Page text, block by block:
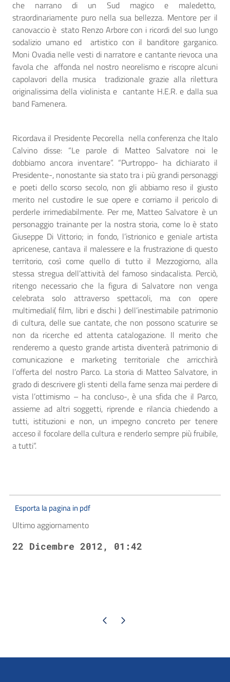
che narrano di un Sud magico e maledetto,
straordinariamente puro nella sua bellezza. Mentore per il
canovaccio è stato Renzo Arbore con i ricordi del suo lungo
sodalizio umano ed artistico con il banditore garganico.
Moni Ovadia nelle vesti di narratore e cantante rievoca una
favola che affonda nel nostro neorelismo e riscopre alcuni
capolavori della musica tradizionale grazie alla rilettura
originalissima della violinista e cantante H.E.R. e dalla sua
band Famenera.
Ricordava il Presidente Pecorella nella conferenza che Italo
Calvino disse: “Le parole di Matteo Salvatore noi le
dobbiamo ancora inventare”. “Purtroppo- ha dichiarato il
Presidente-, nonostante sia stato tra i più grandi personaggi
e poeti dello scorso secolo, non gli abbiamo reso il giusto
merito nel custodire le sue opere e corriamo il pericolo di
perderle irrimediabilmente. Per me, Matteo Salvatore è un
personaggio trainante per la nostra storia, come lo è stato
Giuseppe Di Vittorio; in fondo, l’istrionico e geniale artista
apricenese, cantava il malessere e la frustrazione di questo
territorio, così come quello di tutto il Mezzogiorno, alla
stessa stregua dell’attività del famoso sindacalista. Perciò,
ritengo necessario che la figura di Salvatore non venga
celebrata solo attraverso spettacoli, ma con opere
multimediali( film, libri e dischi ) dell’inestimabile patrimonio
di cultura, delle sue cantate, che non possono scaturire se
non da ricerche ed attenta catalogazione. Il merito che
renderemo a questo grande artista diventerà patrimonio di
comunicazione e marketing territoriale che arricchirà
l’offerta del nostro Parco. La storia di Matteo Salvatore, in
grado di descrivere gli stenti della fame senza mai perdere di
vista l’ottimismo – ha concluso-, è una sfida che il Parco,
assieme ad altri soggetti, riprende e rilancia chiedendo a
tutti, istituzioni e non, un impegno concreto per tenere
acceso il focolare della cultura e renderlo sempre più fruibile,
a tutti”.
Esporta la pagina in pdf
Ultimo aggiornamento
22 Dicembre 2012, 01:42
Pagina precedente
Pagina successiva